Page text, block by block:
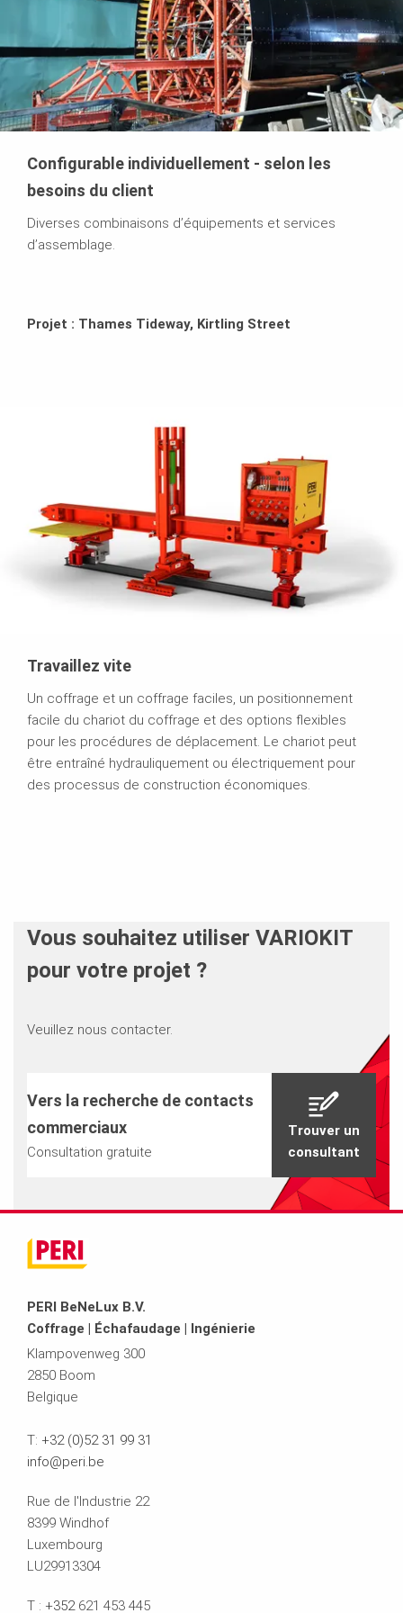
Configurable individuellement - selon les
besoins du client
Diverses combinaisons d’équipements et services
d’assemblage.
Projet : Thames Tideway, Kirtling Street
Travaillez vite
Un coffrage et un coffrage faciles, un positionnement
facile du chariot du coffrage et des options flexibles
pour les procédures de déplacement. Le chariot peut
être entraîné hydrauliquement ou électriquement pour
des processus de construction économiques.
Vous souhaitez utiliser VARIOKIT
pour votre projet ?
Veuillez nous contacter.
Vers la recherche de contacts
commerciaux
Consultation gratuite
Trouver un
consultant
PERI BeNeLux B.V.
Coffrage | Échafaudage | Ingénierie
Klampovenweg 300
2850 Boom
Belgique
T: +32 (0)52 31 99 31
info@peri.be
Rue de l'Industrie 22
8399 Windhof
Luxembourg
LU29913304
T : +352 621 453 445